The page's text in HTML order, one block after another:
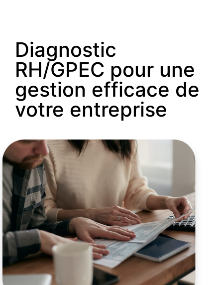
Diagnostic
RH/GPEC pour une
gestion efficace de
votre entreprise